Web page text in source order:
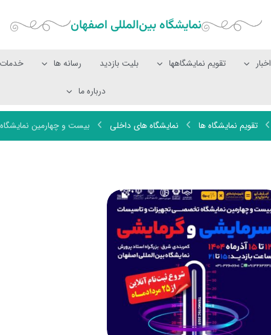
نمایشگاه بین‌المللی‌ اصفهان
اخبار تقویم نمایشگاهها بلیت بازدید رسانه ها
درباره ما
تقویم نمایشگاه ها نمایشگاه های داخلی بیست و چهارمین